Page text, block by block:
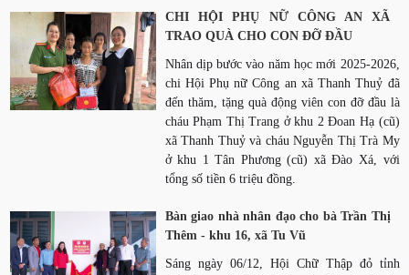
CHI HỘI PHỤ NỮ CÔNG AN XÃ
TRAO QUÀ CHO CON ĐỠ ĐẦU
Nhân dịp bước vào năm học mới 2025-2026,
chi Hội Phụ nữ Công an xã Thanh Thuỷ đã
đến thăm, tặng quà động viên con đỡ đầu là
cháu Phạm Thị Trang ở khu 2 Đoan Hạ (cũ)
xã Thanh Thuỷ và cháu Nguyễn Thị Trà My
ở khu 1 Tân Phương (cũ) xã Đào Xá, với
tổng số tiền 6 triệu đồng.
Bàn giao nhà nhân đạo cho bà Trần Thị
Thêm - khu 16, xã Tu Vũ
Sáng ngày 06/12, Hội Chữ Thập đỏ tỉnh